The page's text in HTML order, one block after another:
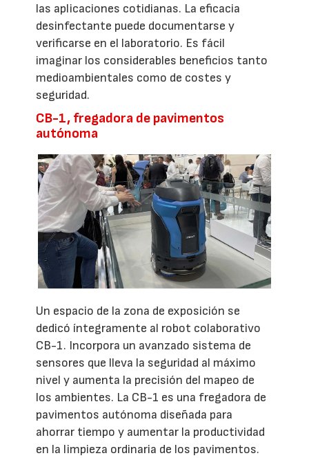
las aplicaciones cotidianas. La eficacia
desinfectante puede documentarse y
verificarse en el laboratorio. Es fácil
imaginar los considerables beneficios tanto
medioambientales como de costes y
seguridad.
CB-1, fregadora de pavimentos
autónoma
Un espacio de la zona de exposición se
dedicó íntegramente al robot colaborativo
CB-1. Incorpora un avanzado sistema de
sensores que lleva la seguridad al máximo
nivel y aumenta la precisión del mapeo de
los ambientes. La CB-1 es una fregadora de
pavimentos autónoma diseñada para
ahorrar tiempo y aumentar la productividad
en la limpieza ordinaria de los pavimentos.